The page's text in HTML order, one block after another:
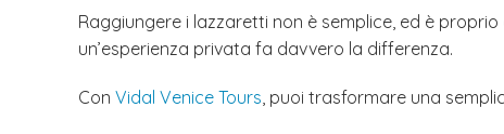
Raggiungere i lazzaretti non è semplice, ed è
un’esperienza privata fa davvero la differenza.
Con Vidal Venice Tours, puoi trasformare una